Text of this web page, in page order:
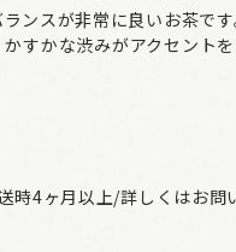
ンスが非常に良いお茶です
すかな渋みがアクセント
4ヶ月以上/詳しくはお問